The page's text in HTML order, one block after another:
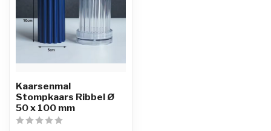
Kaarsenmal
Stompkaars Ribbel Ø
50 x 100 mm